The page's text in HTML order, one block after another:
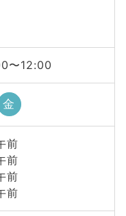
〜12:00
金
前
前
前
前